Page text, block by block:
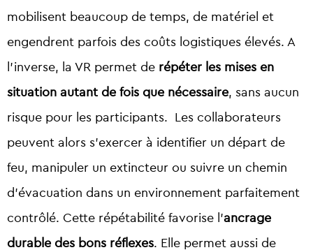
mobilisent beaucoup de temps, de matériel et
engendrent parfois des coûts logistiques élevés. A
l’inverse, la VR permet de répéter les mises en
situation autant de fois que nécessaire, sans aucun
risque pour les participants. Les collaborateurs
peuvent alors s’exercer à identifier un départ de
feu, manipuler un extincteur ou suivre un chemin
d’évacuation dans un environnement parfaitement
contrôlé. Cette répétabilité favorise l’ancrage
durable des bons réflexes. Elle permet aussi de